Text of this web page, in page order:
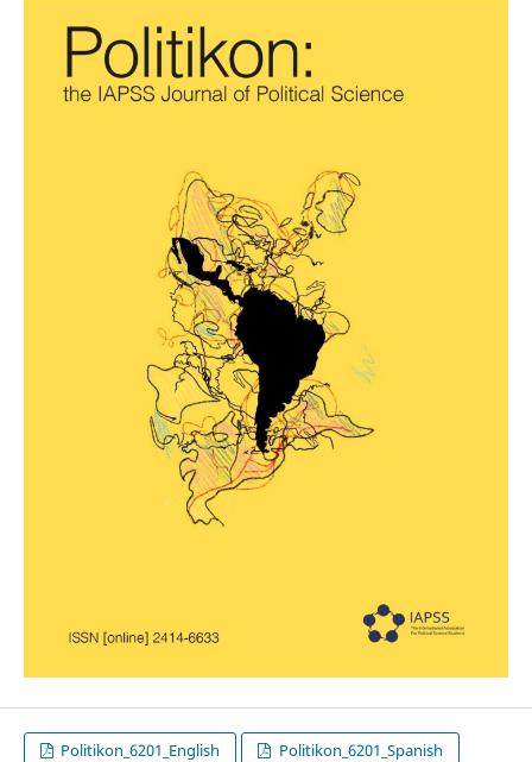
Politikon_6201_English Politikon_6201_Spanish